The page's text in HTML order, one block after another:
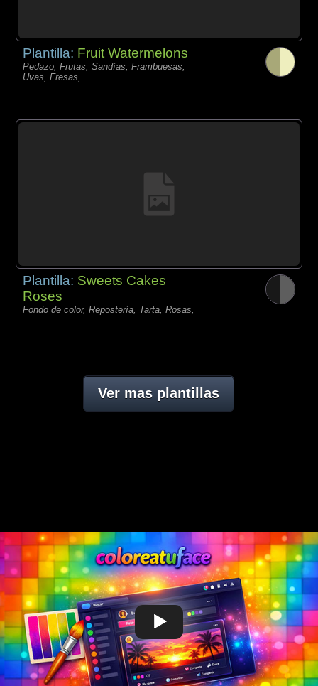
Plantilla: Fruit Watermelons
Pedazo, Frutas, Sandías, Frambuesas,
Uvas, Fresas,
Plantilla: Sweets Cakes
Roses
Fondo de color, Repostería, Tarta, Rosas,
Ver mas plantillas